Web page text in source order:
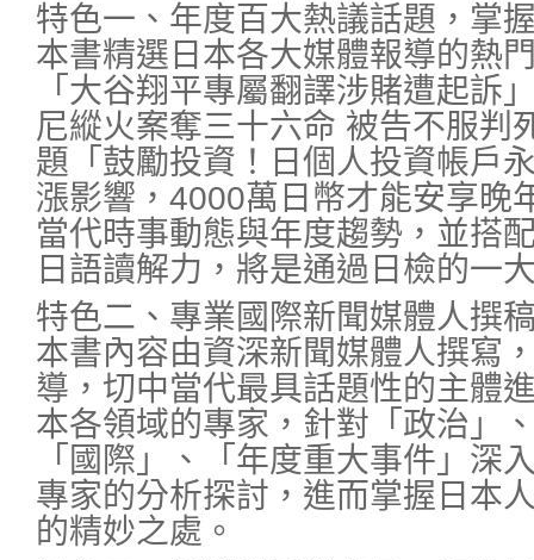
特色一、年度百大熱議話題，掌
本書精選日本各大媒體報導的熱
「大谷翔平專屬翻譯涉賭遭起訴
尼縱火案奪三十六命 被告不服判
題「鼓勵投資！日個人投資帳戶
漲影響，4000萬日幣才能安享晚
當代時事動態與年度趨勢，並搭
日語讀解力，將是通過日檢的一
特色二、專業國際新聞媒體人撰
本書內容由資深新聞媒體人撰寫
導，切中當代最具話題性的主體
本各領域的專家，針對「政治」
「國際」、「年度重大事件」深
專家的分析探討，進而掌握日本
的精妙之處。